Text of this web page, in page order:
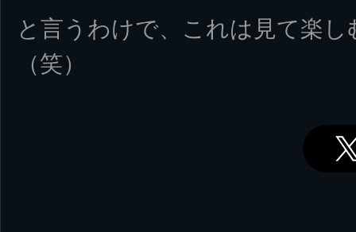
と言うわけで、これは見て楽
（笑）